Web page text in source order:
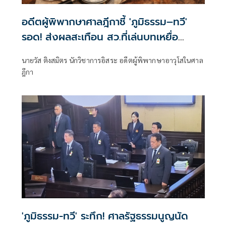
อดีตผู้พิพากษาศาลฎีกาชี้ 'ภูมิธรรม–ทวี'
รอด! ส่งผลสะเทือน สว.ที่เล่นบทเหยื่อ
นายวัส ติงสมิตร นักวิชาการอิสระ อดีตผู้พิพากษาอาวุโสในศาล
ฎีกา
'ภูมิธรรม-ทวี' ระทึก! ศาลรัฐธรรมนูญนัด